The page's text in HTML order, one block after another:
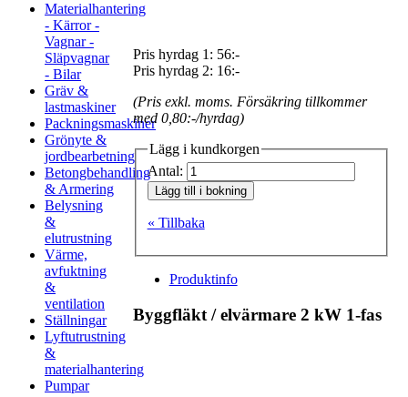
Materialhantering
- Kärror -
Vagnar -
Släpvagnar
- Bilar
Gräv &
lastmaskiner
Packningsmaskiner
Grönyte &
jordbearbetning
Betongbehandling
& Armering
Belysning
&
elutrustning
Värme,
avfuktning
&
ventilation
Ställningar
Lyftutrustning
&
materialhantering
Pumpar
Pris hyrdag 1: 56:-
Pris hyrdag 2: 16:-
(Pris exkl. moms. Försäkring tillkommer
med 0,80:-/hyrdag)
Lägg i kundkorgen
Antal:
Lägg till i bokning
« Tillbaka
Produktinfo
Byggfläkt / elvärmare 2 kW 1-fas